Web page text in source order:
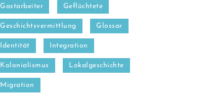
Gastarbeiter Geflüchtete
Geschichtsvermittlung Glossar
Identität Integration
Kolonialismus Lokalgeschichte
Migration